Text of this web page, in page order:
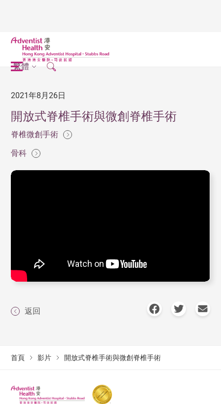
繁體
2021年8月26日
開放式脊椎手術與微創脊椎手術
脊椎微創手術
骨科
返回
首頁 影片 開放式脊椎手術與微創脊椎手術